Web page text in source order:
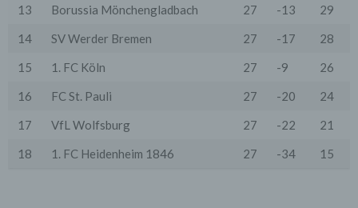
13
Borussia Mönchengladbach 27 -13
29
14
SV Werder Bremen 27 -17
28
15
1. FC Köln 27 -9
26
16
FC St. Pauli 27 -20
24
17
VfL Wolfsburg 27 -22
21
18
1. FC Heidenheim 1846 27 -34 15
der Sicherheit und der Optimierung unseres
Protokolldaten nachträglich zu überprüfen, wenn
Verdacht einer rechtswidrigen Nutzung besteht.
5. Cookies & Reichweitenmessung
Webserver oder Webservern Dritter an die Web-
Browser der Nutzer übertragen und dort für einen
späteren Abruf gespeichert werden. Über den Einsatz